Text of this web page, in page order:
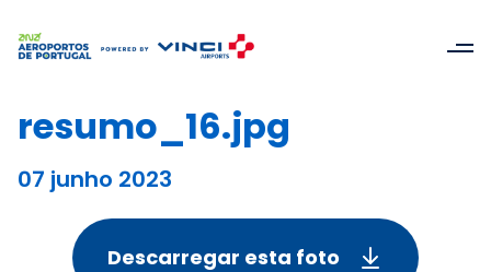
resumo_16.jpg
07 junho 2023
Descarregar esta foto